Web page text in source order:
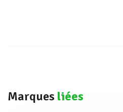
Marques liées